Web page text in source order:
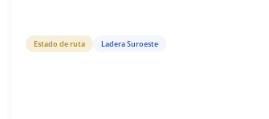
Estado de ruta Ladera Suroeste